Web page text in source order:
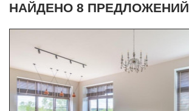
НАЙДЕНО 8 ПРЕДЛОЖЕНИЙ